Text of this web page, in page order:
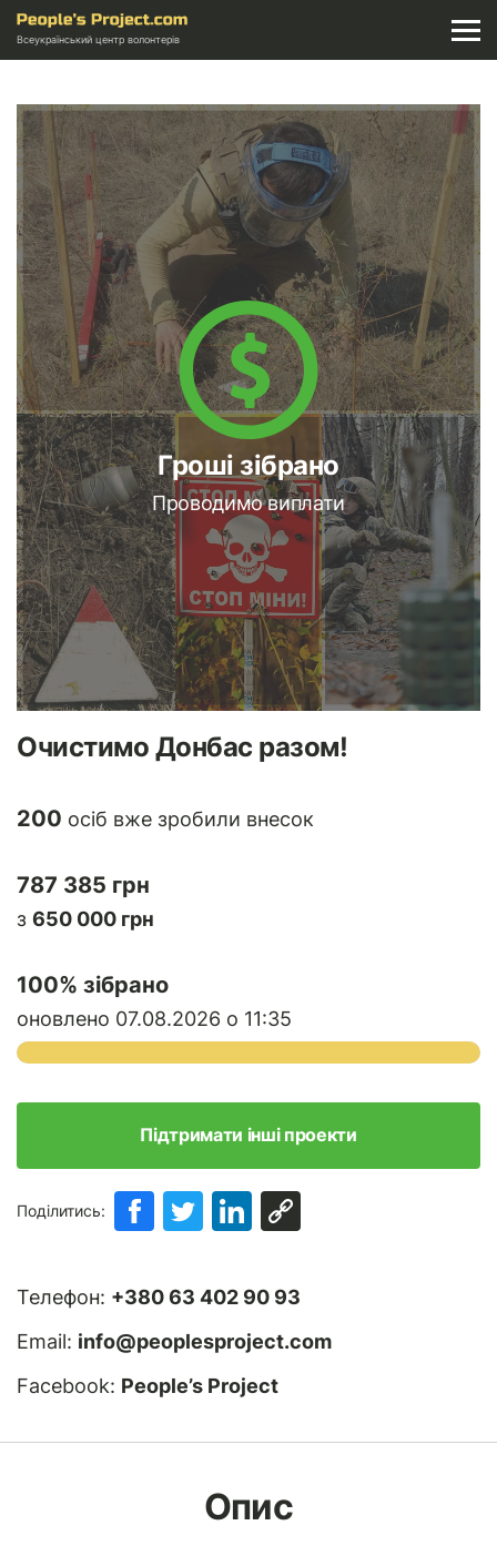
Всеукраїнський центр волонтерів
Гроші зібрано
Проводимо виплати
Очистимо Донбас разом!
200 осіб вже зробили внесок
787 385 грн
з 650 000 грн
100% зібрано
оновлено 07.08.2026 о 11:35
Підтримати інші проекти
Поділитись:
Телефон: +380 63 402 90 93
Email: info@peoplesproject.com
Facebook: People’s Project
Опис